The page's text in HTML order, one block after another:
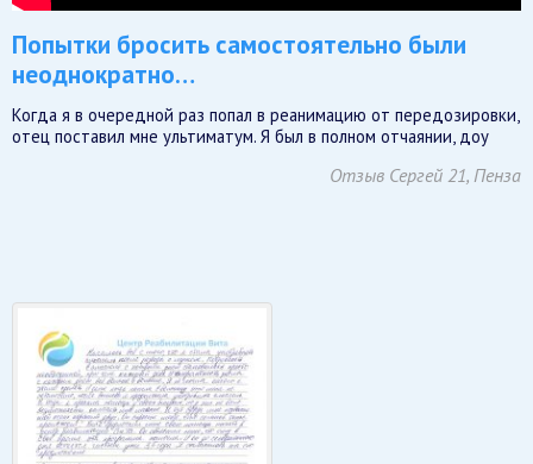
Попытки бросить самостоятельно были
неоднократно…
Когда я в очередной раз попал в реанимацию от передозировки,
отец поставил мне ультиматум. Я был в полном отчаянии, доу
Отзыв Сергей 21, Пенза